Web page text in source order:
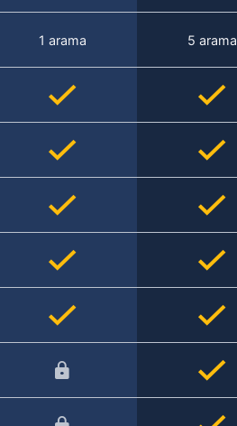
1 arama 5 arama